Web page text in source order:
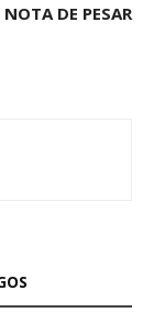
NOTA DE PESAR